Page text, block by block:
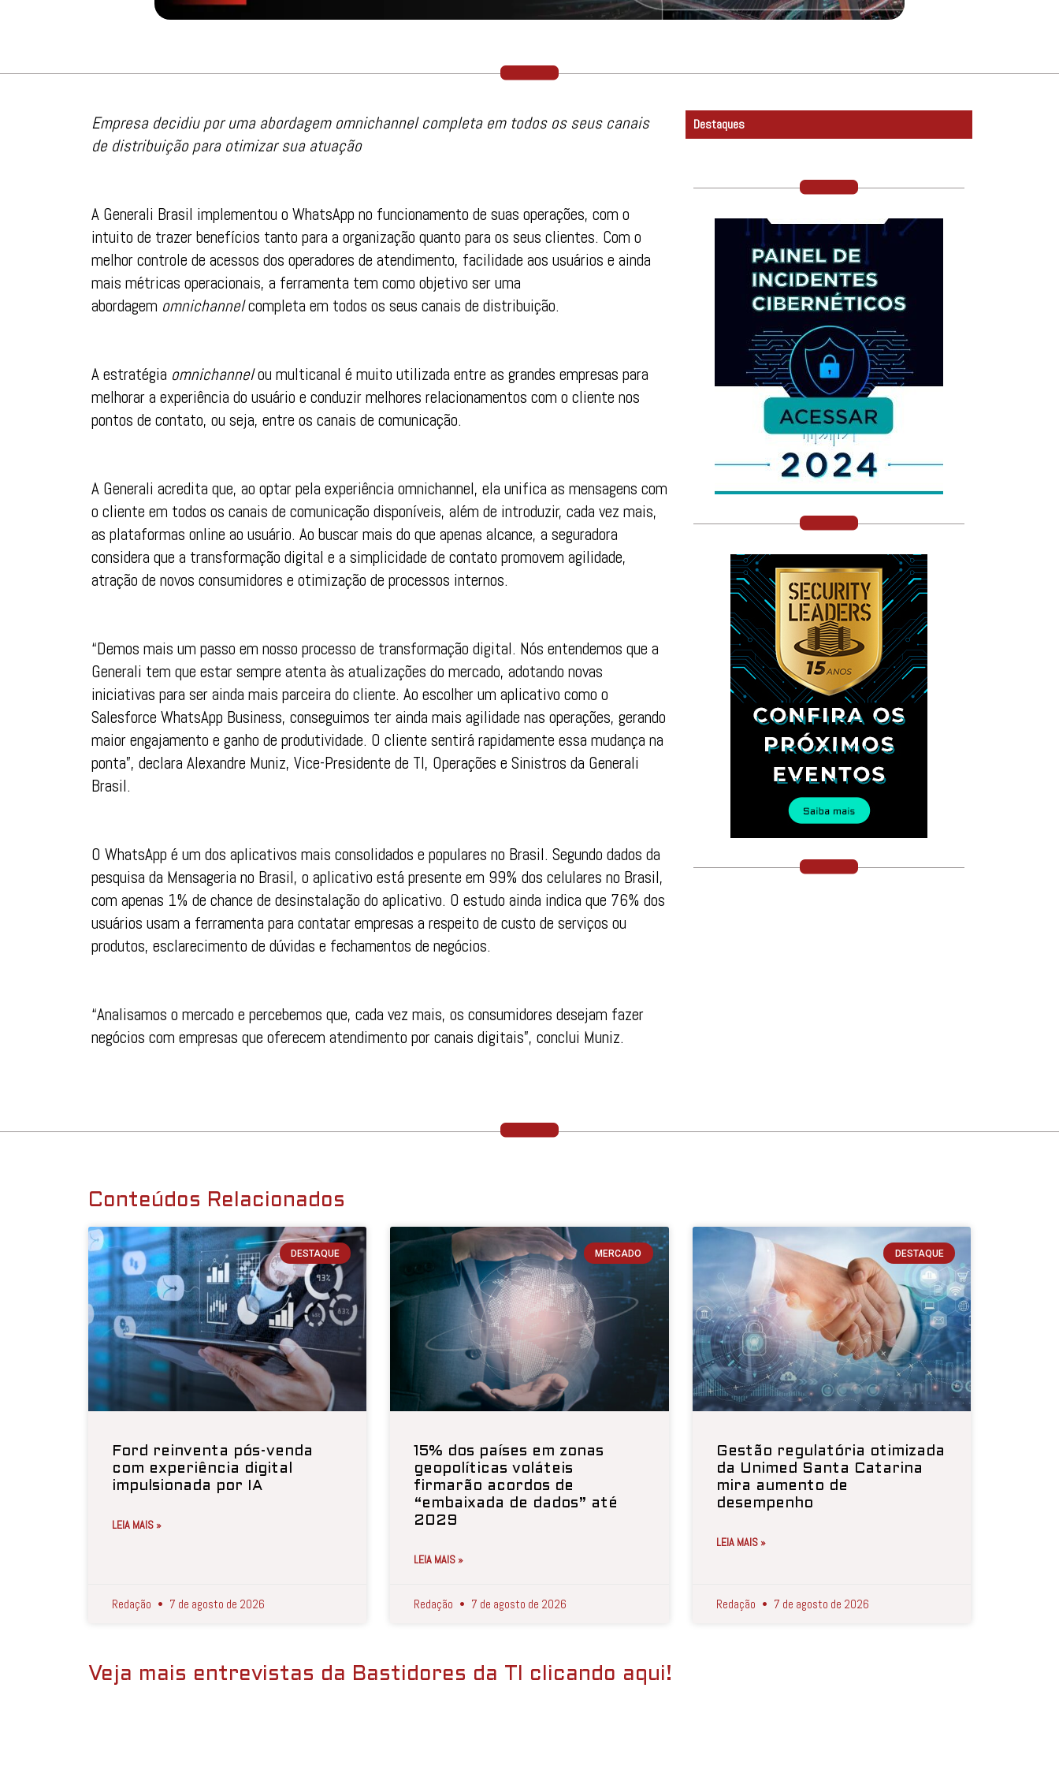
Empresa decidiu por uma abordagem omnichannel completa em todos os seus canais
de distribuição para otimizar sua atuação
A Generali Brasil implementou o WhatsApp no funcionamento de suas operações, com o
intuito de trazer benefícios tanto para a organização quanto para os seus clientes. Com o
melhor controle de acessos dos operadores de atendimento, facilidade aos usuários e ainda
mais métricas operacionais, a ferramenta tem como objetivo ser uma
abordagem omnichannelcompleta em todos os seus canais de distribuição.
A estratégia omnichannelou multicanal é muito utilizada entre as grandes empresas para
melhorar a experiência do usuário e conduzir melhores relacionamentos com o cliente nos
pontos de contato, ou seja, entre os canais de comunicação.
A Generali acredita que, ao optar pela experiência omnichannel, ela unifica as mensagens com
o cliente em todos os canais de comunicação disponíveis, além de introduzir, cada vez mais,
as plataformas online ao usuário. Ao buscar mais do que apenas alcance, a seguradora
considera que a transformação digital e a simplicidade de contato promovem agilidade,
atração de novos consumidores e otimização de processos internos.
“Demos mais um passo em nosso processo de transformação digital. Nós entendemos que a
Generali tem que estar sempre atenta às atualizações do mercado, adotando novas
iniciativas para ser ainda mais parceira do cliente. Ao escolher um aplicativo como o
Salesforce WhatsApp Business, conseguimos ter ainda mais agilidade nas operações, gerando
maior engajamento e ganho de produtividade. O cliente sentirá rapidamente essa mudança na
ponta”, declara Alexandre Muniz, Vice-Presidente de TI, Operações e Sinistros da Generali
Brasil.
O WhatsApp é um dos aplicativos mais consolidados e populares no Brasil. Segundo dados da
pesquisa da Mensageria no Brasil, o aplicativo está presente em 99% dos celulares no Brasil,
com apenas 1% de chance de desinstalação do aplicativo. O estudo ainda indica que 76% dos
usuários usam a ferramenta para contatar empresas a respeito de custo de serviços ou
produtos, esclarecimento de dúvidas e fechamentos de negócios.
“Analisamos o mercado e percebemos que, cada vez mais, os consumidores desejam fazer
negócios com empresas que oferecem atendimento por canais digitais”, conclui Muniz.
Destaques
Conteúdos Relacionados
DESTAQUE
Ford reinventa pós-venda
com experiência digital
impulsionada por IA
LEIA MAIS »
Redação 7 de agosto de 2026
MERCADO
15% dos países em zonas
geopolíticas voláteis
firmarão acordos de
“embaixada de dados” até
2029
LEIA MAIS »
Redação 7 de agosto de 2026
DESTAQUE
Gestão regulatória otimizada
da Unimed Santa Catarina
mira aumento de
desempenho
LEIA MAIS »
Redação 7 de agosto de 2026
Veja mais entrevistas da Bastidores da TI clicando aqui!